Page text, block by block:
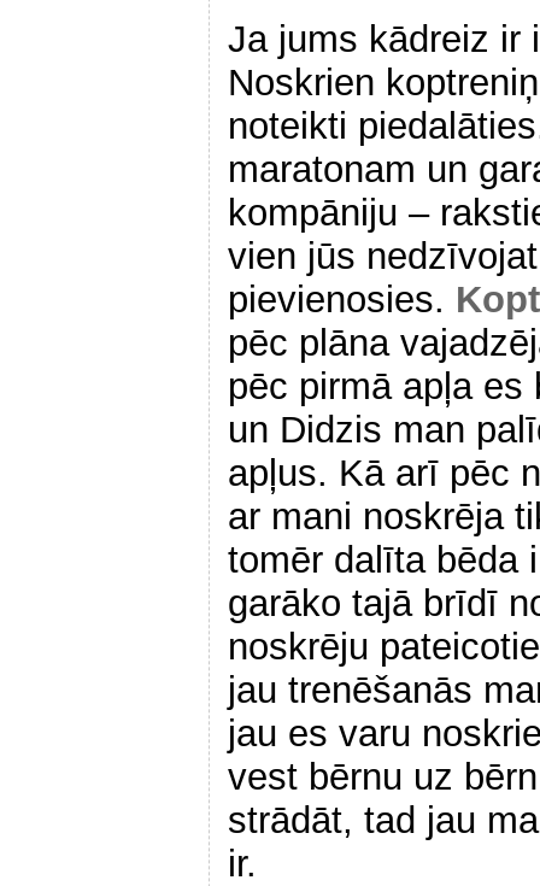
Ja jums kādreiz ir
Noskrien
noteikti
maratonam un
kompāniju –
vien jūs
pievienosies.
pēc plāna
pēc pirmā apļa
un Didzis man
apļus. Kā arī pēc
ar mani noskrēja
tomēr dalīta bēda
garāko tajā brīdī
noskrēju
jau trenēšanās
jau es varu
vest bērnu uz
strādāt, tad jau
ir.